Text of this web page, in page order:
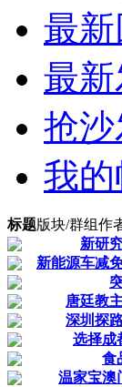
最新
最
抢沙
我
标题版块/群组作
新研
新能源车减
唐廷教
深圳探
选择成
食
温家宝澳